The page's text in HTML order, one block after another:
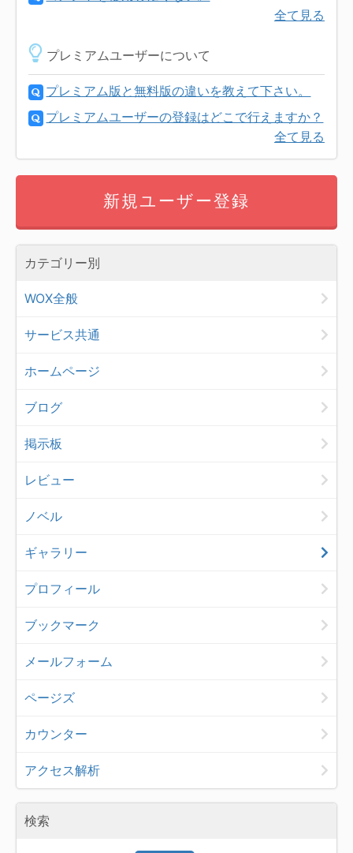
全て見る
プレミアムユーザーについて
プレミアム版と無料版の違いを教えて下さい。
プレミアムユーザーの登録はどこで行えますか？
全て見る
新規ユーザー登録
カテゴリー別
WOX全般
サービス共通
ホームページ
ブログ
掲示板
レビュー
ノベル
ギャラリー
プロフィール
ブックマーク
メールフォーム
ページズ
カウンター
アクセス解析
検索